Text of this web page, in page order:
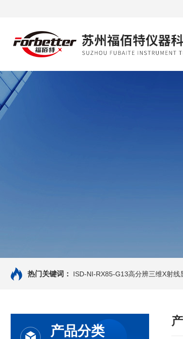
热门关键词： ISD-NI-RX85-G13高分辨三维X射线
产品分类